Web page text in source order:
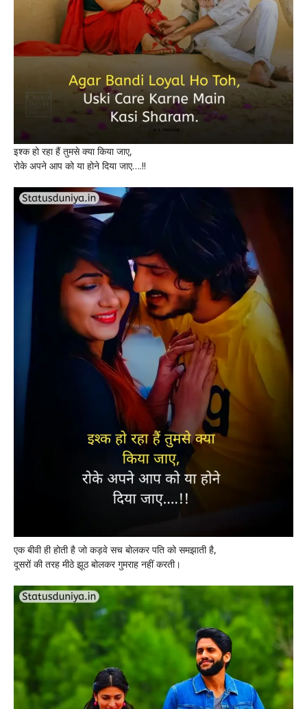
इश्क हो रहा हैं तुमसे क्या किया जाए,
रोके अपने आप को या होने दिया जाए….!!
एक बीवी ही होती है जो कड़वे सच बोलकर पति को समझाती है,
दूसरों की तरह मीठे झूठ बोलकर गुमराह नहीं करती।